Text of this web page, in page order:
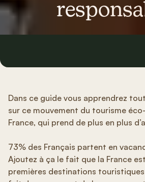
Dans ce guide vous apprendrez
sur ce mouvement du tourisme
France, qui prend de plus en plus
73% des Français partent en
Ajoutez à ça le fait que la France
premières destinations touristiques